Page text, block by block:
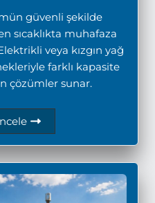
güvenli şekilde
sıcaklıkta muhafaza
veya kızgın yağ
farklı kapasite
çözümler sunar.